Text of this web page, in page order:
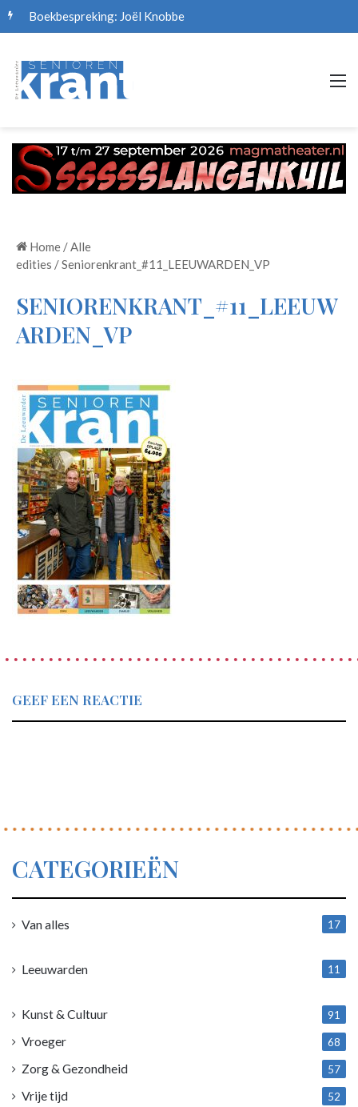
Boekbespreking: Joël Knobbe
Home /Alle
edities /Seniorenkrant_#11_LEEUWARDEN_VP
SENIORENKRANT_#11_LEEUW
ARDEN_VP
GEEF EEN REACTIE
CATEGORIEËN
Van alles
17
Leeuwarden
11
Kunst & Cultuur 91
Vroeger 68
Zorg & Gezondheid 57
Vrije tijd 52